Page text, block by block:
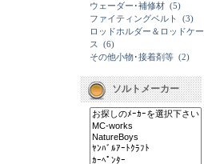
ウェーダー･補修材 (5)
ファイティングベルト
(3)
ロッドホルダー＆ロッドケー
ス
(6)
その他小物･接着剤等 (2)
ソルトメーカー